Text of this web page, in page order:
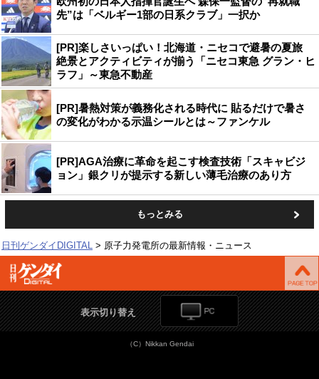
先”は「ベルギー1部の日系クラブ」一択か
[PR]楽しさいっぱい！北海道・ニセコで避暑の夏旅
絶景とアクティビティが揃う「ニセコ東急 グラン・ヒ
ラフ」～東急不動産
[PR]暑熱対策が義務化される時代に 貼るだけで暑さ
の変化がわかる示温シールとは～ファンケル
[PR]AGA治療に革命を起こす検査技術「スキャビジ
ョン」銀クリが提示する新しい薄毛治療のあり方
もっとみる
日刊ゲンダイDIGITAL 原子力発電所の最新情報・ニュース
表示切り替え
（C）Nikkan Gendai